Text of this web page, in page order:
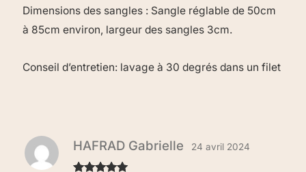
Dimensions des sangles : Sangle réglable de 50cm
à 85cm environ, largeur des sangles 3cm.
Conseil d’entretien: lavage à 30 degrés dans un filet
HAFRAD Gabrielle 24 avril 2024